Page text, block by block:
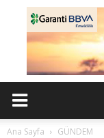
Ana Sayfa GÜNDEM